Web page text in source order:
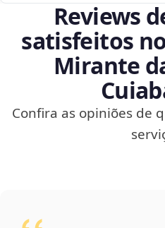
Reviews
satisfeitos
Mirante
Confira as opiniões de